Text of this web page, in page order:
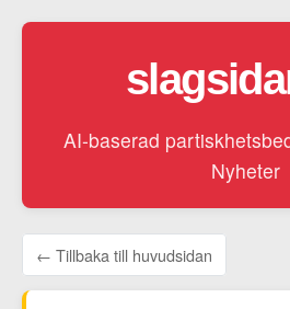
AI-baserad
Nyheter
← Tillbaka till huvudsidan